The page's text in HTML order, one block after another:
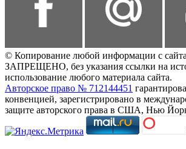
© Копирование любой информации с
ЗАПРЕЩЕНО, без указания ссылки на
использование любого материала сайта.
Авторское право № 712144451
конвенцией, зарегистрировано в
защите авторского права в США, Нью